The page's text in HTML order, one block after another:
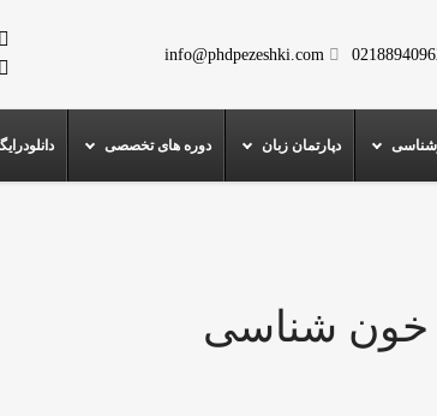
info@phdpezeshki.com
دپارتمان زبان دوره های تخصصی
خون شناسی